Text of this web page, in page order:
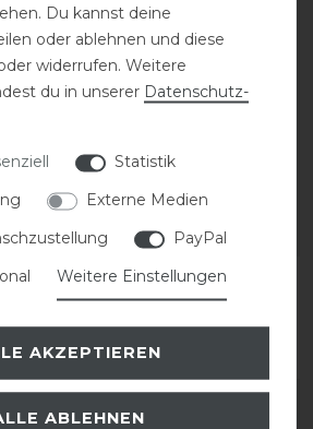
Kentucky Horsewear
Show Rug 160g
204,99 € *
ARTIKEL MERKEN
könnten dich auch
Du kannst deine
oder ablehnen und diese
widerrufen. Weitere
du in unserer Daten­schutz­
Statistik
Externe Medien
PayPal
Weitere Einstellungen
AKZEPTIEREN
ABLEHNEN